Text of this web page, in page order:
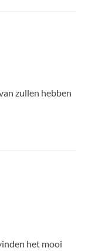
zullen hebben
het mooi